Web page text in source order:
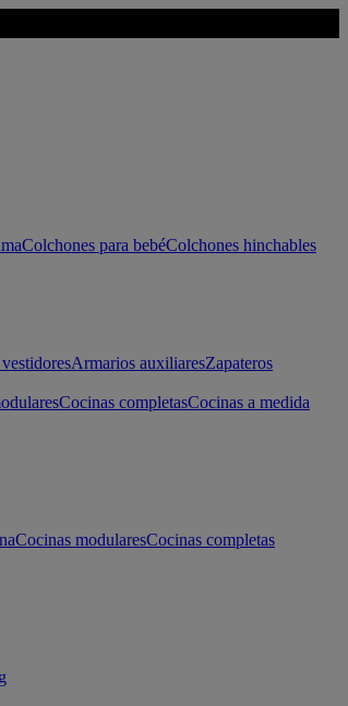
Colchones para bebéColchones hinchables
Armarios auxiliaresZapateros
Cocinas completasCocinas a medida
Cocinas modularesCocinas completas